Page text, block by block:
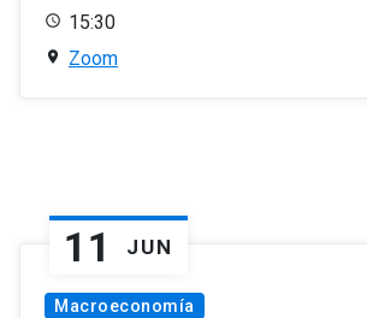
15:30
Zoom
11 JUN
Macroeconomía